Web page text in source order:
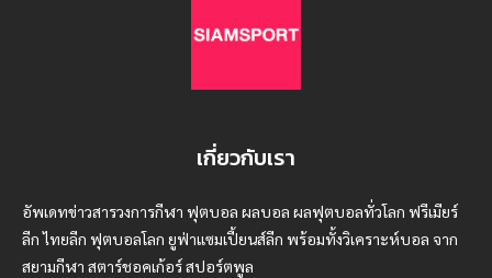
เกี่ยวกับเรา
อัพเดทข่าวสารวงการกีฬา ฟุตบอล ผลบอล ผลฟุตบอลทั่วโลก ฟรีเมียร์
ลีก ไทยลีก ฟุตบอลโลก ยูฟ่าแซมเปี้ยนส์ลีก พร้อมทั้งวิเคราะห์บอล จาก
สยามกีฬา สตาร์ชอคเก้อร์ สปอร์ตพูล